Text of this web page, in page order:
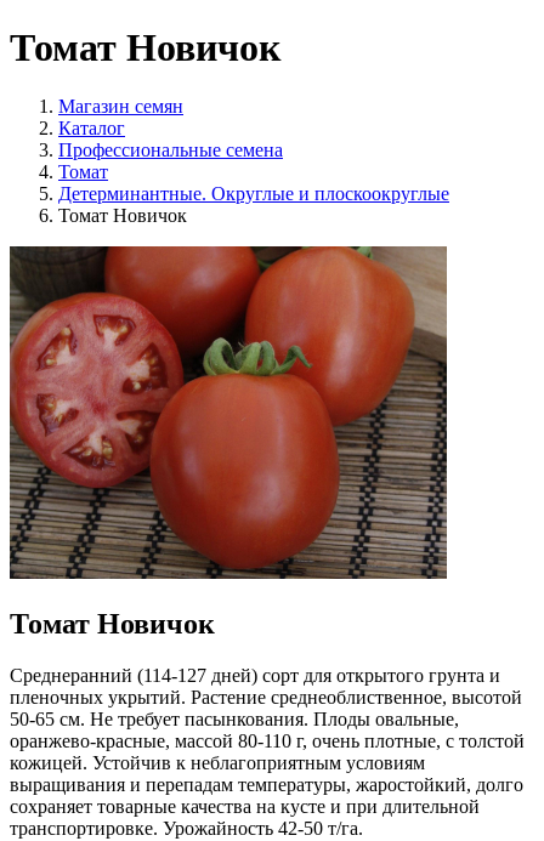
Томат Новичок
Магазин семян
Каталог
Профессиональные семена
Томат
Детерминантные. Округлые и плоскоокруглые
Томат Новичок
Томат Новичок
Среднеранний (114-127 дней) сорт для открытого грунта и
пленочных укрытий. Растение среднеоблиственное, высотой
50-65 см. Не требует пасынкования. Плоды овальные,
оранжево-красные, массой 80-110 г, очень плотные, с толстой
кожицей. Устойчив к неблагоприятным условиям
выращивания и перепадам температуры, жаростойкий, долго
сохраняет товарные качества на кусте и при длительной
транспортировке. Урожайность 42-50 т/га.